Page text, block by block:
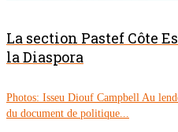
La section Pastef Côte
la Diaspora
Photos: Isseu Diouf Campbell Au
du document de politique...